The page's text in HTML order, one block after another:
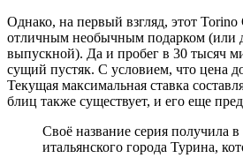
Однако, на первый взгляд, этот Torino
отличным необычным подарком (или
выпускной). Да и пробег в 30 тысяч
сущий пустяк. С условием, что цена
Текущая максимальная ставка
блиц также существует, и его еще
Своё название серия получила в
итальянского города Турина,